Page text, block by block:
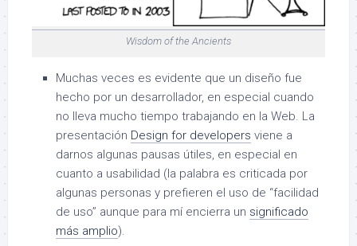
Wisdom of the Ancients
Muchas veces es evidente que un diseño fue
hecho por un desarrollador, en especial cuando
no lleva mucho tiempo trabajando en la Web. La
presentación Design for developers viene a
darnos algunas pausas útiles, en especial en
cuanto a usabilidad (la palabra es criticada por
algunas personas y prefieren el uso de “facilidad
de uso” aunque para mí encierra un significado
más amplio).